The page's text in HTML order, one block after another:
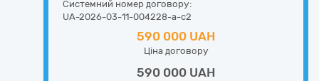
Системний номер договору:
UA-2026-03-11-004228-a-c2
590 000 UAH
Ціна договору
590 000 UAH